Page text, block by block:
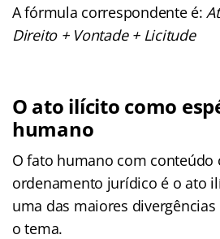
A fórmula correspondente é:
Direito + Vontade + Licitude
O ato ilícito como
humano
O fato humano com conteúdo
ordenamento jurídico é o ato
uma das maiores
o tema.